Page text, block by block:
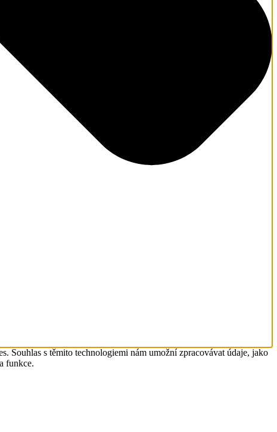
Souhlas s těmito technologiemi nám umožní zpracovávat údaje, jako
funkce.